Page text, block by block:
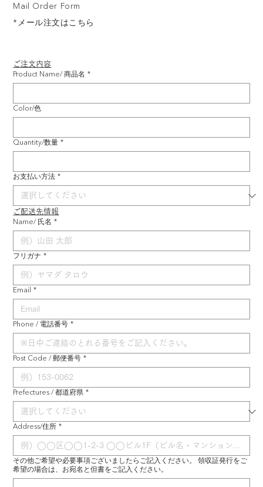
ご注文内容
Product Name/ 商品名 *
Color/色
Quantity/数量 *
お支払い方法 *
ご配送先情報
Name/ 氏名 *
フリガナ *
Email *
Phone / 電話番号 *
Post Code / 郵便番号 *
Prefectures / 都道府県 *
Address/住所 *
その他ご希望や必要事項ございましたらご記入ください。 領収証発行をご
希望の場合は、お宛名と但書をご記入ください。
Mail Order Form
*メール注文はこちら